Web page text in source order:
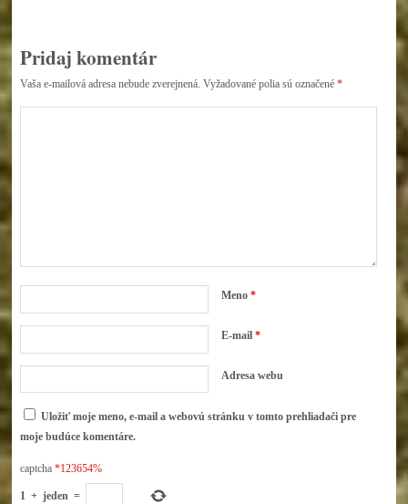
Pridaj komentár
Vaša e-mailová adresa nebude zverejnená. Vyžadované polia sú označené *
Meno *
E-mail *
Adresa webu
Uložiť moje meno, e-mail a webovú stránku v tomto prehliadači pre
moje budúce komentáre.
captcha*123654%
1 + jeden =